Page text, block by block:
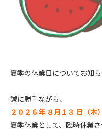
夏季の休業日についてお知ら
誠に勝手ながら、
２０２６年 ８月１３ 日（木
夏季休業として、臨時休業さ